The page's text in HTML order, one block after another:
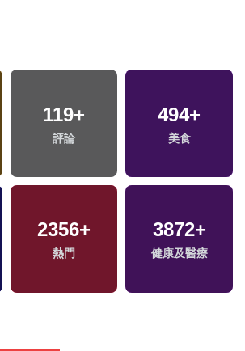
119+
評論
494+
美食
2356+
熱門
3872+
健康及醫療
3386+
財經及消費
91+
海峽論壇專區
471+
兩岸
1729+
藝文